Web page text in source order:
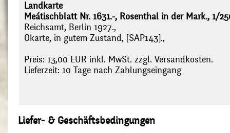
Landkarte
Meátischblatt Nr. 1631.-, Rosenthal in der Mark., 1/
Reichsamt, Berlin 1927.,
Okarte, in gutem Zustand, [SAP143].,
Preis: 13,00 EUR inkl. MwSt. zzgl. Versandkosten.
Lieferzeit: 10 Tage nach Zahlungseingang
Liefer- & Geschäftsbedingungen